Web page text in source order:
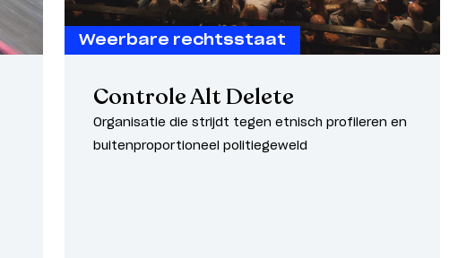
Weerbare rechtsstaat
Controle Alt Delete
Organisatie die strijdt tegen etnisch profileren en
buitenproportioneel politiegeweld